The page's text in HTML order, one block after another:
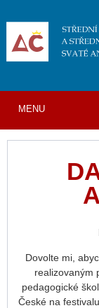
Dovolte mi,
realizovaným
pedagogické
České na
MENU